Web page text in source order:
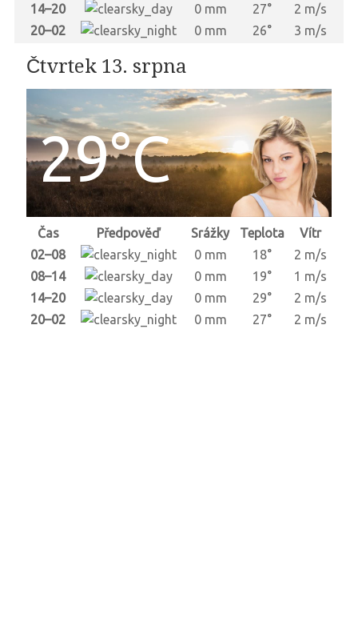
14–20
0 mm 27°
2 m/s
20–02
0 mm 26° 3 m/s
Čtvrtek 13. srpna
29°C
Čas Předpověď Srážky Teplota
Vítr
02–08
0 mm 18°
2 m/s
08–14
0 mm 19°
1 m/s
14–20
0 mm 29°
2 m/s
20–02
0 mm 27° 2 m/s